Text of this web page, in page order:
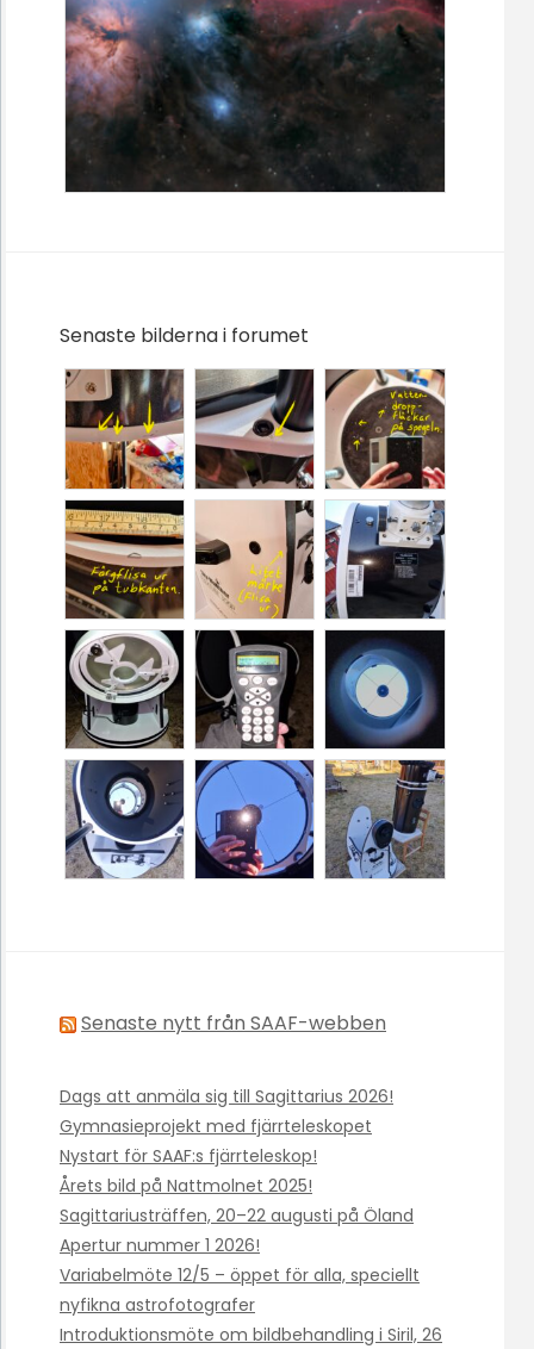
Senaste bilderna i forumet
Senaste nytt från SAAF-webben
Dags att anmäla sig till Sagittarius 2026!
Gymnasieprojekt med fjärrteleskopet
Nystart för SAAF:s fjärrteleskop!
Årets bild på Nattmolnet 2025!
Sagittariusträffen, 20–22 augusti på Öland
Apertur nummer 1 2026!
Variabelmöte 12/5 – öppet för alla, speciellt
nyfikna astrofotografer
Introduktionsmöte om bildbehandling i Siril, 26